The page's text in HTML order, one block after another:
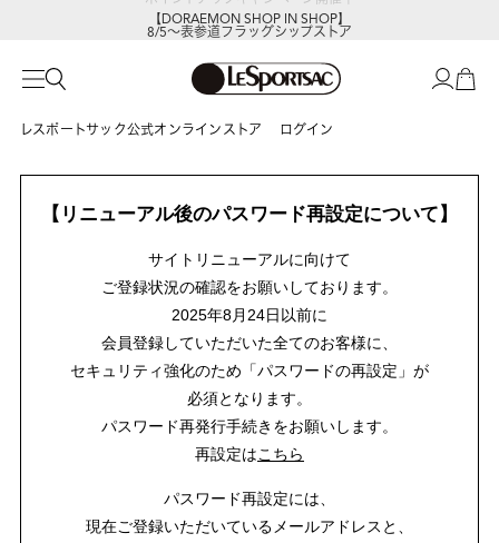
【DORAEMON SHOP IN SHOP】
8/5～表参道フラッグシップストア
レスポートサック公式オンラインストア ログイン
【リニューアル後のパスワード再設定について】
サイトリニューアルに向けて
ご登録状況の確認をお願いしております。
2025年8月24日以前に
会員登録していただいた全てのお客様に、
セキュリティ強化のため「パスワードの再設定」が
必須となります。
パスワード再発行手続きをお願いします。
再設定はこちら
パスワード再設定には、
現在ご登録いただいているメールアドレスと、